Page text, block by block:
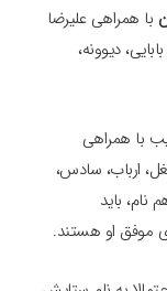
با همراهی علیرضا
دیوونه،
با همراهی
ارباب، سادس،
نام، باید
موفق او هستند.